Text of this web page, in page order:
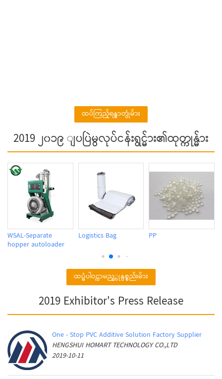
ထပ်ကြည့်ရန္ဓာတ္ပုံမ်ား
2019 ၂၀၁၉ ျပပြဲမွလုပ်ငန်းရွင္မ်ား၏ထုတ္ကုန္မ်ား
WSAL-Separate
hopper autoloader
Logistics Bag PP
ထပ္မံပါဝင္လာမည့္ကုန္ပစ္စည်းမ်ား
2019 Exhibitor's Press Release
One - Stop PVC Additive Solution Factory Supplier
HENGSHUI HOMART TECHNOLOGY CO.,LTD
2019-10-11